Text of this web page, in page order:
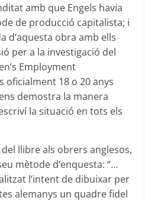
amb que Engels havia
de producció capitalista; i
d’aquesta obra amb ells
per a la investigació del
Employment
oficialment 18 o 20 anys
demostra la manera
la situació en tots els
llibre als obrers anglesos,
mètode d’enquesta: “…
l’intent de dibuixar per
alemanys un quadre fidel